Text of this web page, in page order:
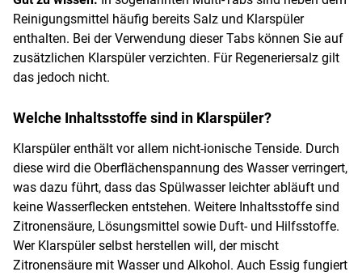
Reinigungsmittel häufig bereits Salz und Klarspüler
enthalten. Bei der Verwendung dieser Tabs können Sie auf
zusätzlichen Klarspüler verzichten. Für Regeneriersalz gilt
das jedoch nicht.
Welche Inhaltsstoffe sind in Klarspüler?
Klarspüler enthält vor allem nicht-ionische Tenside. Durch
diese wird die Oberflächenspannung des Wasser verringert,
was dazu führt, dass das Spülwasser leichter abläuft und
keine Wasserflecken entstehen. Weitere Inhaltsstoffe sind
Zitronensäure, Lösungsmittel sowie Duft- und Hilfsstoffe.
Wer Klarspüler selbst herstellen will, der mischt
Zitronensäure mit Wasser und Alkohol. Auch Essig fungiert